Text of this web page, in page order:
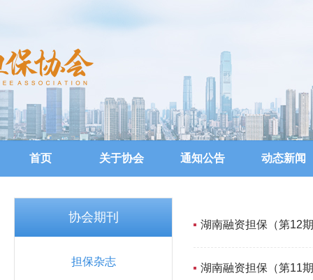
首页 关于协会 通知公告 动态新闻
协会期刊
担保杂志
湖南融资担保（第12
湖南融资担保（第11